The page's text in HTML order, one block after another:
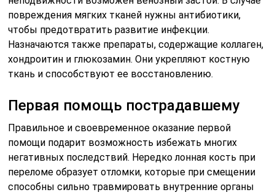
повреждения мягких тканей нужны антибиотики,
чтобы предотвратить развитие инфекции.
Назначаются также препараты, содержащие коллаген,
хондроитин и глюкозамин. Они укрепляют костную
ткань и способствуют ее восстановлению.
Первая помощь пострадавшему
Правильное и своевременное оказание первой
помощи подарит возможность избежать многих
негативных последствий. Нередко лонная кость при
переломе образует отломки, которые при смещении
способны сильно травмировать внутренние органы